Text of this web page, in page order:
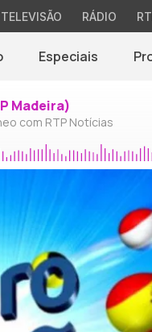
TELEVISÃO RÁDIO
Especiais
Madeira)
com RTP Notícias